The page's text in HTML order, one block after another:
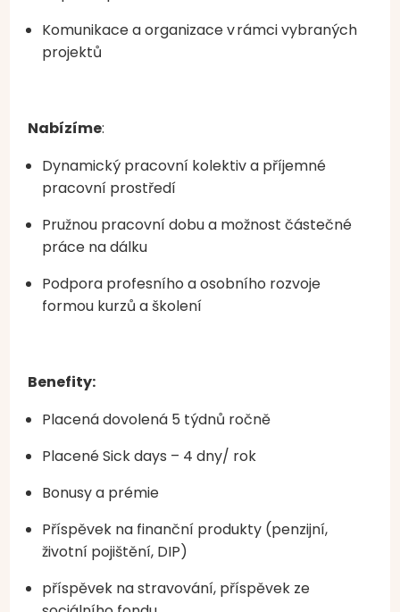
Komunikace a organizace vrámci vybraných
projektů
Nabízíme:
Dynamický pracovní kolektiv a příjemné
pracovní prostředí
Pružnou pracovní dobu a možnost částečné
práce na dálku
Podpora profesního a osobního rozvoje
formou kurzů a školení
Benefity:
Placená dovolená 5 týdnů ročně
Placené Sick days – 4 dny/ rok
Bonusy a prémie
Příspěvek na finanční produkty (penzijní,
životní pojištění, DIP)
příspěvek na stravování, příspěvek ze